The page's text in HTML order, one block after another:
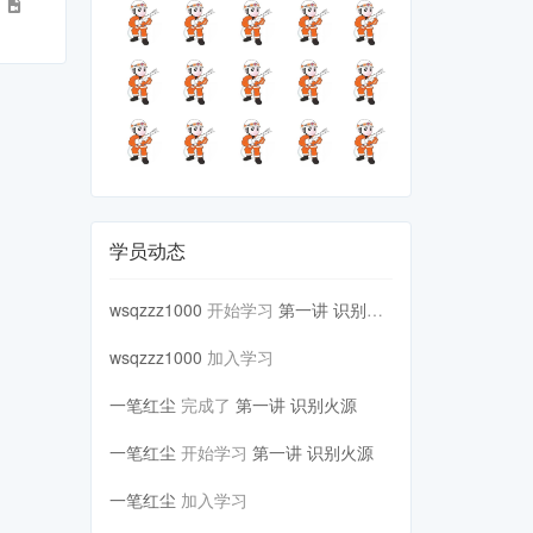
学员动态
wsqzzz1000 开始学习 第一讲 识别火源
wsqzzz1000 加入学习
一笔红尘 完成了 第一讲 识别火源
一笔红尘 开始学习 第一讲 识别火源
一笔红尘 加入学习